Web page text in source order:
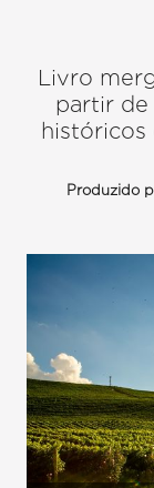
Livro
partir de
históricos
Produzido